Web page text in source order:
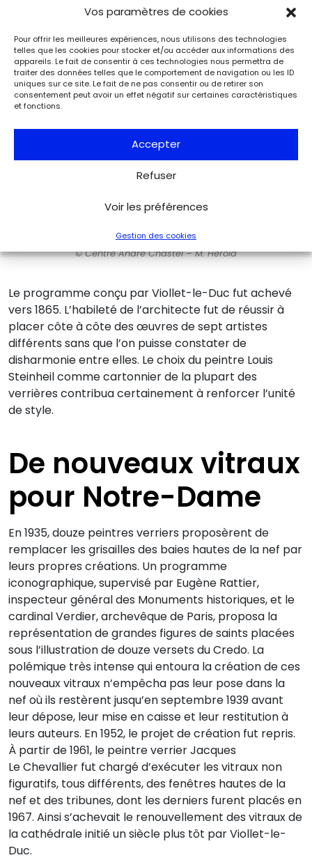
Vos paramètres de cookies
Pour offrir les meilleures expériences, nous utilisons des technologies
telles que les cookies pour stocker et/ou accéder aux informations des
appareils. Le fait de consentir à ces technologies nous permettra de
traiter des données telles que le comportement de navigation ou les ID
uniques sur ce site. Le fait de ne pas consentir ou de retirer son
consentement peut avoir un effet négatif sur certaines caractéristiques
et fonctions.
Accepter
Refuser
Voir les préférences
Gestion des cookies
Maréchal de Metz, 1859, en cours de restauration (octobre 2022).
© Centre André Chastel – M. Hérold
Le programme conçu par Viollet-le-Duc fut achevé
vers 1865. L’habileté de l’architecte fut de réussir à
placer côte à côte des œuvres de sept artistes
différents sans que l’on puisse constater de
disharmonie entre elles. Le choix du peintre Louis
Steinheil comme cartonnier de la plupart des
verrières contribua certainement à renforcer l’unité
de style.
De nouveaux vitraux
pour Notre-Dame
En 1935, douze peintres verriers proposèrent de
remplacer les grisailles des baies hautes de la nef par
leurs propres créations. Un programme
iconographique, supervisé par Eugène Rattier,
inspecteur général des Monuments historiques, et le
cardinal Verdier, archevêque de Paris, proposa la
représentation de grandes figures de saints placées
sous l’illustration de douze versets du Credo. La
polémique très intense qui entoura la création de ces
nouveaux vitraux n’empêcha pas leur pose dans la
nef où ils restèrent jusqu’en septembre 1939 avant
leur dépose, leur mise en caisse et leur restitution à
leurs auteurs. En 1952, le projet de création fut repris.
À partir de 1961, le peintre verrier Jacques
Le Chevallier fut chargé d’exécuter les vitraux non
figuratifs, tous différents, des fenêtres hautes de la
nef et des tribunes, dont les derniers furent placés en
1967. Ainsi s’achevait le renouvellement des vitraux de
la cathédrale initié un siècle plus tôt par Viollet-le-
Duc.